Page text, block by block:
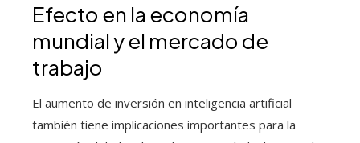
Efecto en la economía
mundial y el mercado de
trabajo
El aumento de inversión en inteligencia artificial
también tiene implicaciones importantes para la